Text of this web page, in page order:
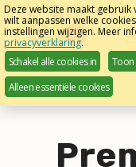
Sla
links
over
Direct
naar
Deze website maakt
wilt aanpassen welke
instellingen wijzigen. Meer
privacyverklaring.
Schakel alle cookies in
Toon
Alleen essentiële cookies